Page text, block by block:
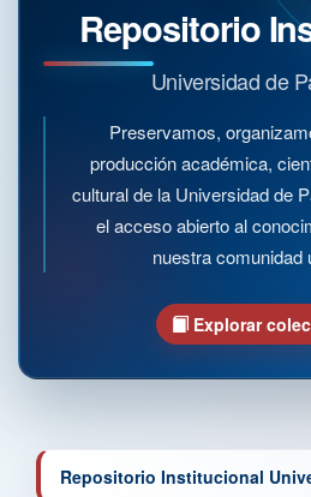
Repositorio
Universidad de
Preservamos,
producción académica,
cultural de la Universidad de
el acceso abierto al
nuestra comunidad
Explorar
Repositorio Institucional